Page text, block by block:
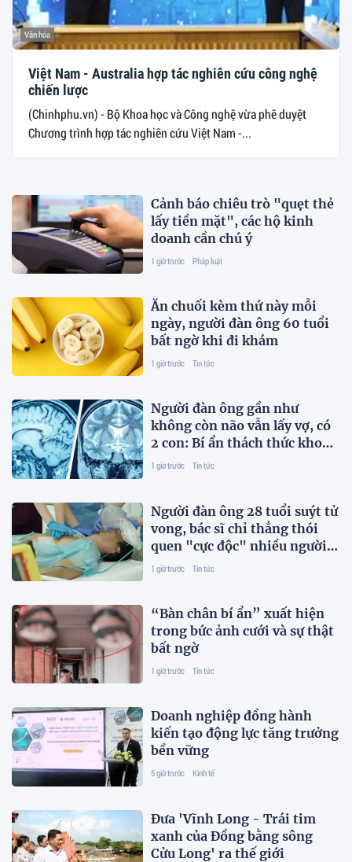
Văn hóa
Việt Nam - Australia hợp tác nghiên cứu công nghệ
chiến lược
(Chinhphu.vn) - Bộ Khoa học và Công nghệ vừa phê duyệt
Chương trình hợp tác nghiên cứu Việt Nam -...
Cảnh báo chiêu trò "quẹt thẻ
lấy tiền mặt", các hộ kinh
doanh cần chú ý
1 giờ trước Pháp luật
Ăn chuối kèm thứ này mỗi
ngày, người đàn ông 60 tuổi
bất ngờ khi đi khám
1 giờ trước Tin tức
Người đàn ông gần như
không còn não vẫn lấy vợ, có
2 con: Bí ẩn thách thức khoa
học
1 giờ trước Tin tức
Người đàn ông 28 tuổi suýt tử
vong, bác sĩ chỉ thẳng thói
quen "cực độc" nhiều người
trẻ xem nhẹ
1 giờ trước Tin tức
“Bàn chân bí ẩn” xuất hiện
trong bức ảnh cưới và sự thật
bất ngờ
1 giờ trước Tin tức
Doanh nghiệp đồng hành
kiến tạo động lực tăng trưởng
bền vững
5 giờ trước Kinh tế
Đưa 'Vĩnh Long - Trái tim
xanh của Đồng bằng sông
Cửu Long' ra thế giới